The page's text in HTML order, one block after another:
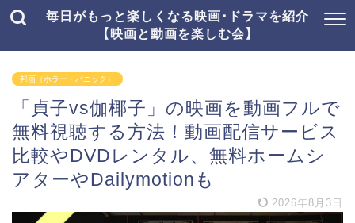
毎日がもっと楽しくなる映画･ドラマを紹介
【映画と動画を楽しむ会】
邦画（ホラー・パニック）
「貞子vs伽椰子」の映画を動画フルで
無料視聴する方法！動画配信サービス
比較やDVDレンタル、無料ホームシ
アターやDailymotionも
2026年8月3日